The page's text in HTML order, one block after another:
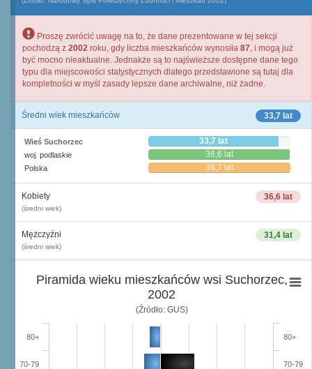
Proszę zwrócić uwagę na to, że dane prezentowane w tej sekcji
pochodzą z 2002 roku, gdy liczba mieszkańców wynosiła 87, i mogą już
być mocno nieaktualne. Jednakże są to najświeższe dostępne dane tego
typu dla miejscowości statystycznych dlatego przedstawione są tutaj dla
kompletności w myśl zasady lepsze dane archiwalne, niż żadne.
33,7 lat
Średni wiek mieszkańców
Wieś Suchorzec 33,7 lat
woj. podlaskie 36,6 lat
Polska 36,7 lat
36,6 lat
Kobiety
(średni wiek)
31,4 lat
Mężczyźni
(średni wiek)
Piramida wieku mieszkańców wsi Suchorzec,
2002
(Źródło: GUS)
70-79
80+
70-79
80+